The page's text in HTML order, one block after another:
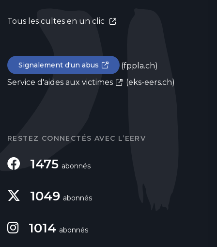
Tous les cultes en un clic
Signalement d'un abus
(fppla.ch)
Service d'aides aux victimes
(eks-eers.ch)
RESTEZ CONNECTÉS AVEC L’EERV
1475 abonnés
1049 abonnés
1014 abonnés